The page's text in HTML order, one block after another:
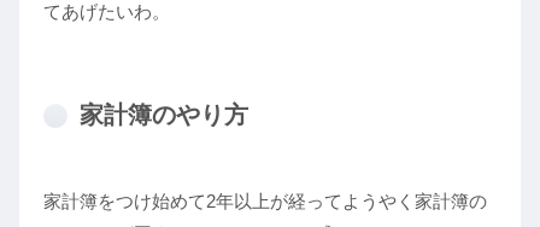
てあげたいわ。
家計簿のやり方
家計簿をつけ始めて2年以上が経ってようやく家計簿の